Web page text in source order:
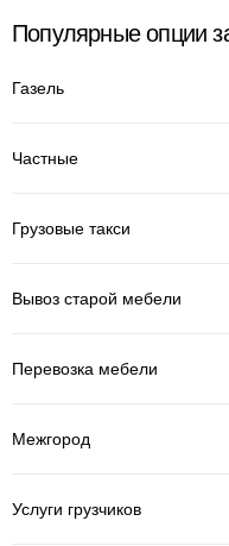
Популярные опции
Газель
Частные
Грузовые такси
Вывоз старой мебели
Перевозка мебели
Межгород
Услуги грузчиков